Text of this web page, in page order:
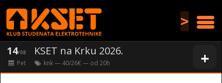
>
+
14/08 KSET na Krku 2026.
Pet knk— 40/26€ — od 20h